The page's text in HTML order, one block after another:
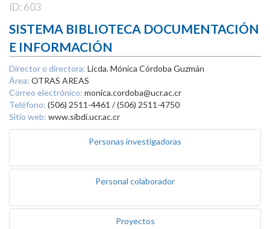
ID: 603
SISTEMA BIBLIOTECA DOCUMENTACIÓN
E INFORMACIÓN
Director o directora: Licda. Mónica Córdoba Guzmán
Área: OTRAS AREAS
Correo electrónico: monica.cordoba@ucr.ac.cr
Teléfono: (506) 2511-4461 / (506) 2511-4750
Sitio web: www.sibdi.ucr.ac.cr
Personas investigadoras
Personal colaborador
Proyectos